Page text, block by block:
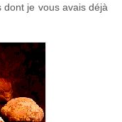
je vous avais déjà